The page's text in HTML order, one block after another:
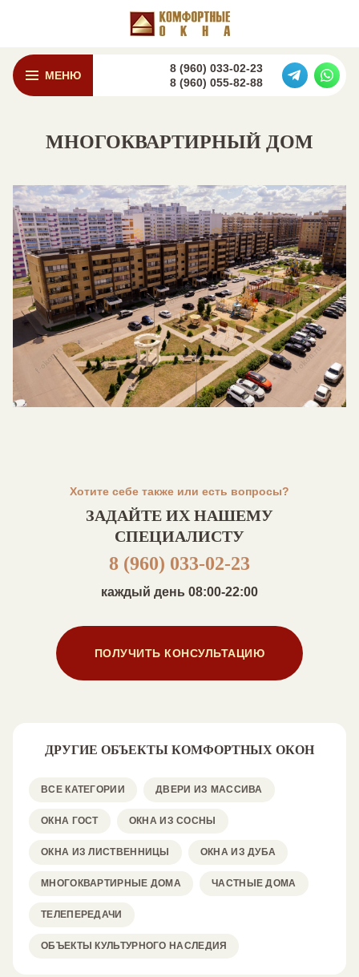
МЕНЮ
8 (960) 033-02-23
8 (960) 055-82-88
МНОГОКВАРТИРНЫЙ ДОМ
Хотите себе также или есть вопросы?
ЗАДАЙТЕ ИХ НАШЕМУ
СПЕЦИАЛИСТУ
8 (960) 033-02-23
каждый день 08:00-22:00
ПОЛУЧИТЬ КОНСУЛЬТАЦИЮ
ДРУГИЕ ОБЪЕКТЫ КОМФОРТНЫХ ОКОН
ВСЕ КАТЕГОРИИ ДВЕРИ ИЗ МАССИВА
ОКНА ГОСТ ОКНА ИЗ СОСНЫ
ОКНА ИЗ ЛИСТВЕННИЦЫ ОКНА ИЗ ДУБА
МНОГОКВАРТИРНЫЕ ДОМА ЧАСТНЫЕ ДОМА
ТЕЛЕПЕРЕДАЧИ
ОБЪЕКТЫ КУЛЬТУРНОГО НАСЛЕДИЯ